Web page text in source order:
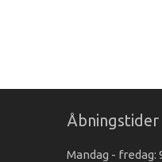
Åbningstider
Mandag - fredag: